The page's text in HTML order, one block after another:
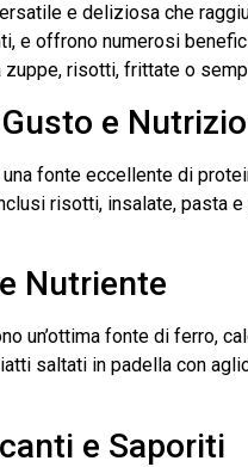
e deliziosa che
e offrono numerosi
zuppe, risotti, frittate o
e
fonte eccellente di
risotti, insalate, pasta
Nutriente
un’ottima fonte di ferro,
saltati in padella con
e Saporiti